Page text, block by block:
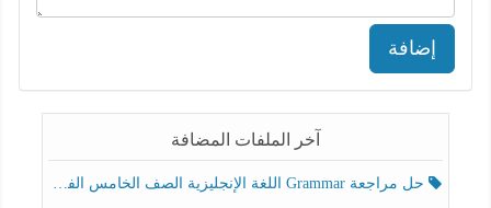
إضافة
آخر الملفات المضافة
حل مراجعة Grammar اللغة الإنجليزية الصف الخامس الفصل الثالث